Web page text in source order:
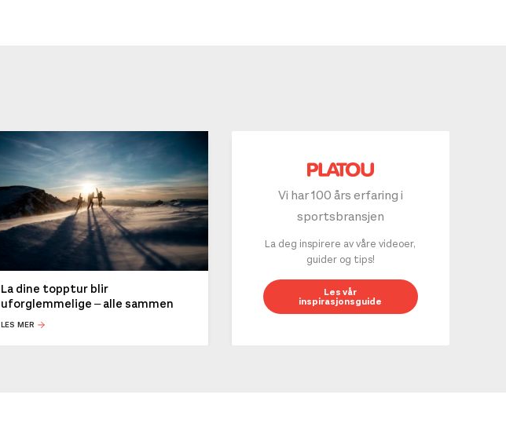
La dine topptur blir
uforglemmelige – alle sammen
LES MER
Vi har 100 års erfaring i
sportsbransjen
La deg inspirere av våre videoer,
guider og tips!
Les vår
inspirasjonsguide